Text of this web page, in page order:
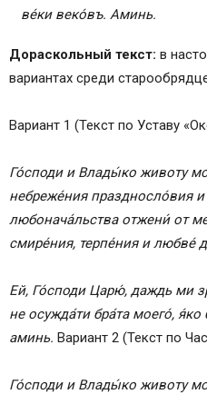
ве́ки веко́въ. Аминь.
Дораскольный текст: в
вариантах среди
Вариант 1 (Текст по Уставу
Го́споди и Влады́ко животу
небреже́ния праздносло́вия
любонача́льства отжени́ от
смире́ния, терпе́ния и любве́
Ей, Го́споди Царю́, даждь ми
не осужда́ти бра́та моего́,
аминь. Вариант 2 (Текст по
Го́споди и Влады́ко животу